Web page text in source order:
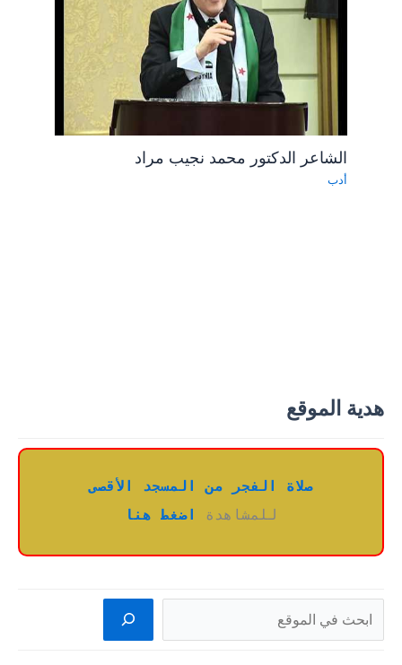
هدية الموقع
صلاة الفجر من المسجد الأقصى
للمشاهدة
اضغط هنا
البحث
الشاعر الدكتور محمد نجيب مراد
أدب